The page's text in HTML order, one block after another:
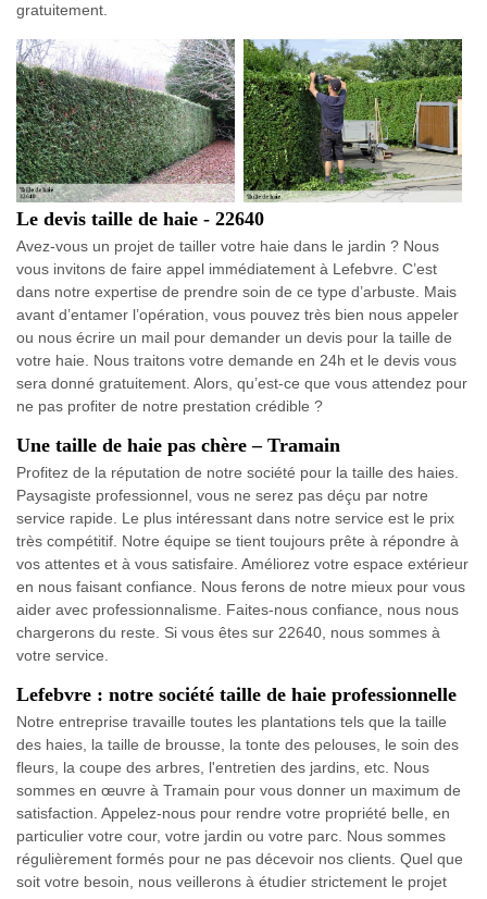
gratuitement.
Le devis taille de haie - 22640
Avez-vous un projet de tailler votre haie dans le jardin ? Nous
vous invitons de faire appel immédiatement à Lefebvre. C’est
dans notre expertise de prendre soin de ce type d’arbuste. Mais
avant d’entamer l’opération, vous pouvez très bien nous appeler
ou nous écrire un mail pour demander un devis pour la taille de
votre haie. Nous traitons votre demande en 24h et le devis vous
sera donné gratuitement. Alors, qu’est-ce que vous attendez pour
ne pas profiter de notre prestation crédible ?
Une taille de haie pas chère – Tramain
Profitez de la réputation de notre société pour la taille des haies.
Paysagiste professionnel, vous ne serez pas déçu par notre
service rapide. Le plus intéressant dans notre service est le prix
très compétitif. Notre équipe se tient toujours prête à répondre à
vos attentes et à vous satisfaire. Améliorez votre espace extérieur
en nous faisant confiance. Nous ferons de notre mieux pour vous
aider avec professionnalisme. Faites-nous confiance, nous nous
chargerons du reste. Si vous êtes sur 22640, nous sommes à
votre service.
Lefebvre : notre société taille de haie professionnelle
Notre entreprise travaille toutes les plantations tels que la taille
des haies, la taille de brousse, la tonte des pelouses, le soin des
fleurs, la coupe des arbres, l'entretien des jardins, etc. Nous
sommes en œuvre à Tramain pour vous donner un maximum de
satisfaction. Appelez-nous pour rendre votre propriété belle, en
particulier votre cour, votre jardin ou votre parc. Nous sommes
régulièrement formés pour ne pas décevoir nos clients. Quel que
soit votre besoin, nous veillerons à étudier strictement le projet